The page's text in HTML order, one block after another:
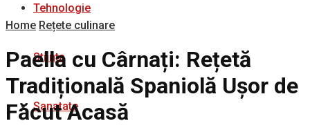
Tehnologie
Stiinta
Sanatate
Home Rețete culinare
Paella cu Cârnați: Rețetă
Tradițională Spaniolă Ușor de
Făcut Acasă